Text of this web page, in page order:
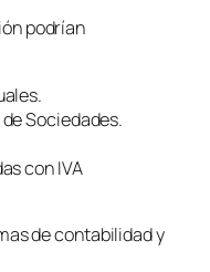
podrían
Sociedades.
con IVA
de contabilidad y